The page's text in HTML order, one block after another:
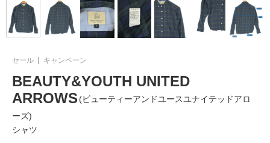
セール キャンペーン
BEAUTY&YOUTH UNITED
ARROWS (ビューティーアンドユースユナイテッドアロ
ーズ)
シャツ